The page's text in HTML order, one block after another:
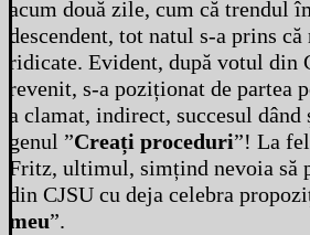
acum două zile, cum că trendul
descendent, tot natul s-a prins
ridicate. Evident, după votul din
revenit, s-a poziționat de partea
a clamat, indirect, succesul
genul ”Creați proceduri”! La
Fritz, ultimul, simțind nevoia să
din CJSU cu deja celebra
meu”.